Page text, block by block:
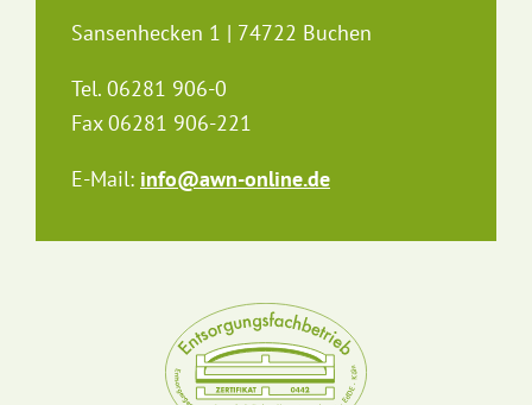
Sansenhecken 1 | 74722 Buchen
Tel. 06281 906-0
Fax 06281 906-221
E-Mail: info@awn-online.de